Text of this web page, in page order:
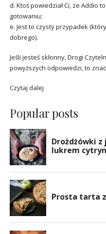
d. Ktoś powiedział Ci, ze Addio
gotowaniu;
e. Jest to czysty przypadek
dobrego).
Jeśli jesteś skłonny, Drogi
powyższych odpowiedzi, to
Czytaj dalej
Popular posts